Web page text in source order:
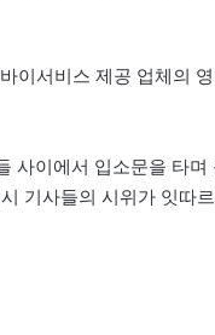
이서비스 제공 업체의
사이에서 입소문을 타
기사들의 시위가 잇따